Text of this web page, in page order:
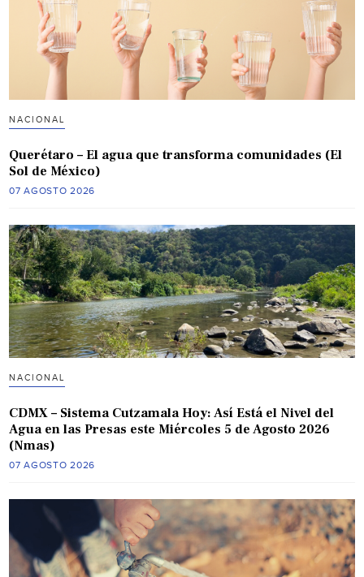
NACIONAL
Querétaro – El agua que transforma comunidades (El
Sol de México)
07 AGOSTO 2026
NACIONAL
CDMX – Sistema Cutzamala Hoy: Así Está el Nivel del
Agua en las Presas este Miércoles 5 de Agosto 2026
(Nmas)
07 AGOSTO 2026